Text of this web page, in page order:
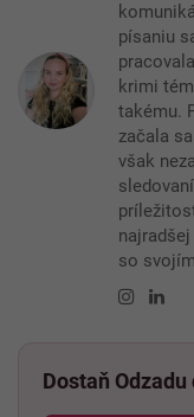
písaniu
krimi
takému.
začala
však
so
Dostaň